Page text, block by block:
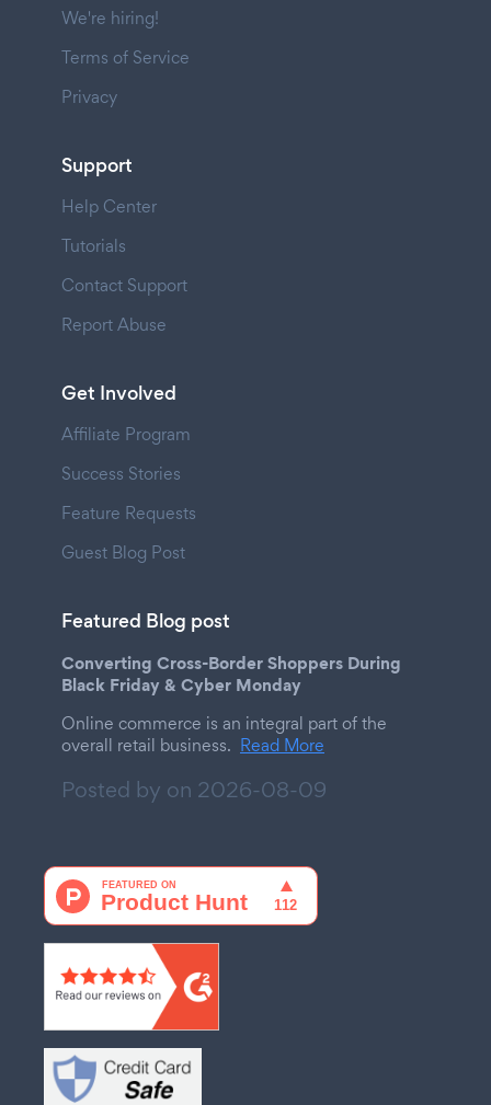
We're hiring!
Terms of Service
Privacy
Support
Help Center
Tutorials
Contact Support
Report Abuse
Get Involved
Affiliate Program
Success Stories
Feature Requests
Guest Blog Post
Featured Blog post
Converting Cross-Border Shoppers During
Black Friday & Cyber Monday
Online commerce is an integral part of the
overall retail business. Read More
Posted by on 2026-08-09